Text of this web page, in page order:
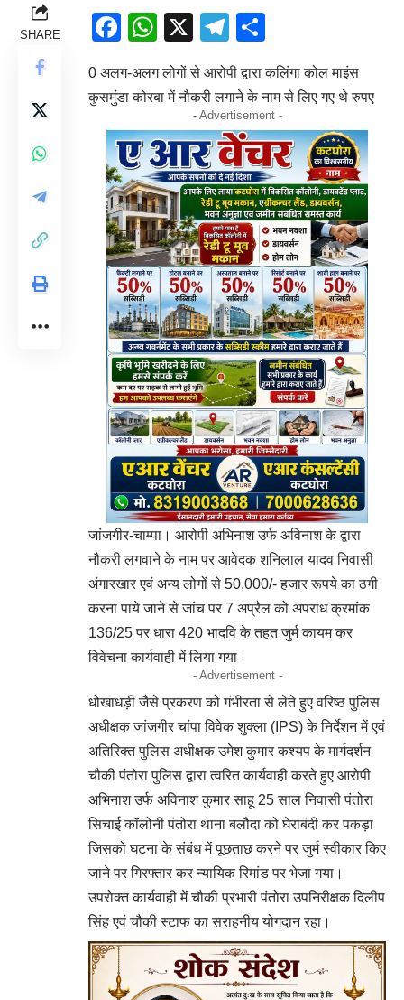
SHARE Facebook
WhatsApp
X Telegram
0 अलग-अलग लोगों से आरोपी द्वारा कलिंगा कोल माइंस
कुसमुंडा कोरबा में नौकरी लगाने के नाम से लिए गए थे रुपए
- Advertisement -
जांजगीर-चाम्पा। आरोपी अभिनाश उर्फ अविनाश के द्वारा
नौकरी लगवाने के नाम पर आवेदक शनिलाल यादव निवासी
अंगारखार एवं अन्य लोगों से 50,000/- हजार रूपये का ठगी
करना पाये जाने से जांच पर 7 अप्रैल को अपराध क्रमांक
136/25 पर धारा 420 भादवि के तहत जुर्म कायम कर
विवेचना कार्यवाही में लिया गया।
- Advertisement -
धोखाधड़ी जैसे प्रकरण को गंभीरता से लेते हुए वरिष्ठ पुलिस
अधीक्षक जांजगीर चांपा विवेक शुक्ला (IPS) के निर्देशन में एवं
अतिरिक्त पुलिस अधीक्षक उमेश कुमार कश्यप के मार्गदर्शन
चौकी पंतोरा पुलिस द्वारा त्वरित कार्यवाही करते हुए आरोपी
अभिनाश उर्फ अविनाश कुमार साहू 25 साल निवासी पंतोरा
सिचाई कॉलोनी पंतोरा थाना बलौदा को घेराबंदी कर पकड़ा
जिसको घटना के संबंध में पूछताछ करने पर जुर्म स्वीकार किए
जाने पर गिरफ्तार कर न्यायिक रिमांड पर भेजा गया।
उपरोक्त कार्यवाही में चौकी प्रभारी पंतोरा उपनिरीक्षक दिलीप
सिंह एवं चौकी स्टाफ का सराहनीय योगदान रहा।